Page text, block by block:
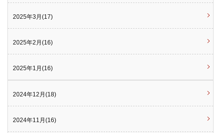
2025年3月(17)
2025年2月(16)
2025年1月(16)
2024年12月(18)
2024年11月(16)